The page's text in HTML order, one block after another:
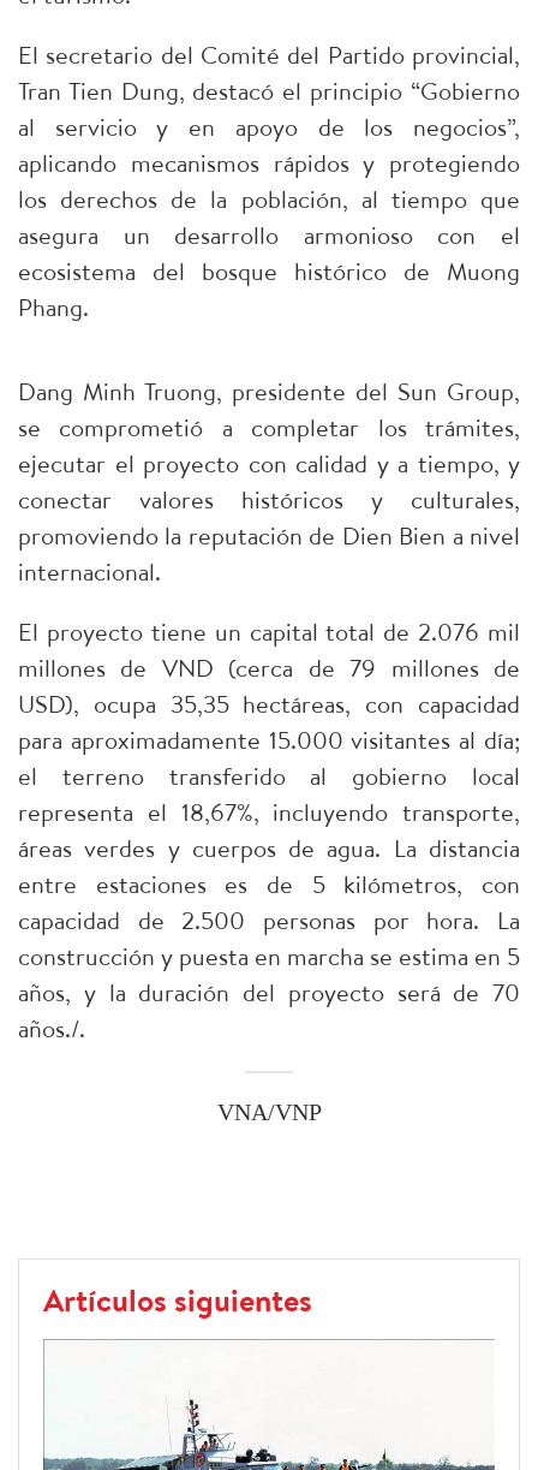
El secretario del Comité del Partido provincial,
Tran Tien Dung, destacó el principio “Gobierno
al servicio y en apoyo de los negocios”,
aplicando mecanismos rápidos y protegiendo
los derechos de la población, al tiempo que
asegura un desarrollo armonioso con el
ecosistema del bosque histórico de Muong
Phang.
Dang Minh Truong, presidente del Sun Group,
se comprometió a completar los trámites,
ejecutar el proyecto con calidad y a tiempo, y
conectar valores históricos y culturales,
promoviendo la reputación de Dien Bien a nivel
internacional.
El proyecto tiene un capital total de 2.076 mil
millones de VND (cerca de 79 millones de
USD), ocupa 35,35 hectáreas, con capacidad
para aproximadamente 15.000 visitantes al día;
el terreno transferido al gobierno local
representa el 18,67%, incluyendo transporte,
áreas verdes y cuerpos de agua. La distancia
entre estaciones es de 5 kilómetros, con
capacidad de 2.500 personas por hora. La
construcción y puesta en marcha se estima en 5
años, y la duración del proyecto será de 70
años./.
VNA/VNP
Artículos siguientes